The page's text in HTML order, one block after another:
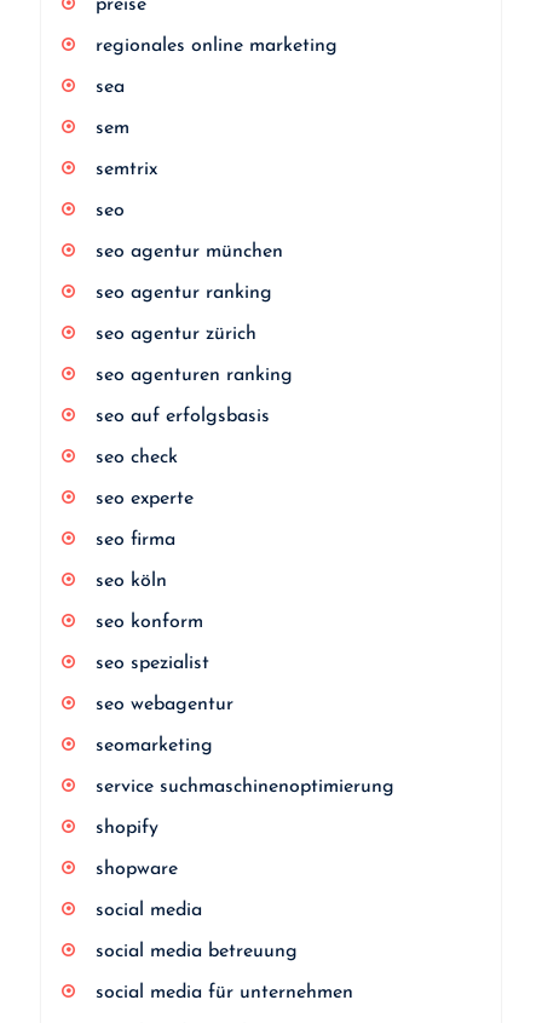
preise
regionales online marketing
sea
sem
semtrix
seo
seo agentur münchen
seo agentur ranking
seo agentur zürich
seo agenturen ranking
seo auf erfolgsbasis
seo check
seo experte
seo firma
seo köln
seo konform
seo spezialist
seo webagentur
seomarketing
service suchmaschinenoptimierung
shopify
shopware
social media
social media betreuung
social media für unternehmen